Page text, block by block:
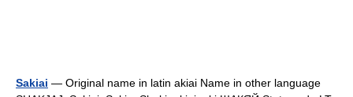
Sakiai — Original name in latin akiai Name in other language